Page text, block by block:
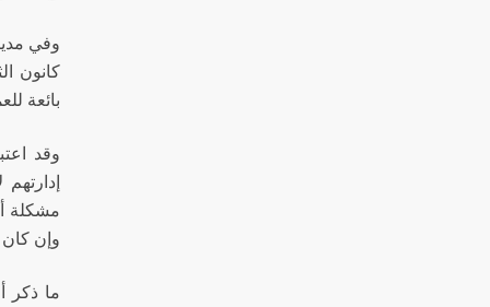
وفي
كانون
بائعة
وقد
مشكلة
وإن كان
ما ذكر